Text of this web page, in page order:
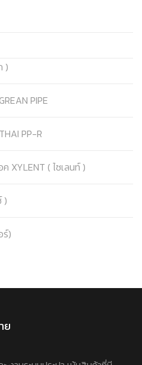
)
PIPE
PP-R
XYLENT ( ไซเลนท์ )
)
ร์)
ย